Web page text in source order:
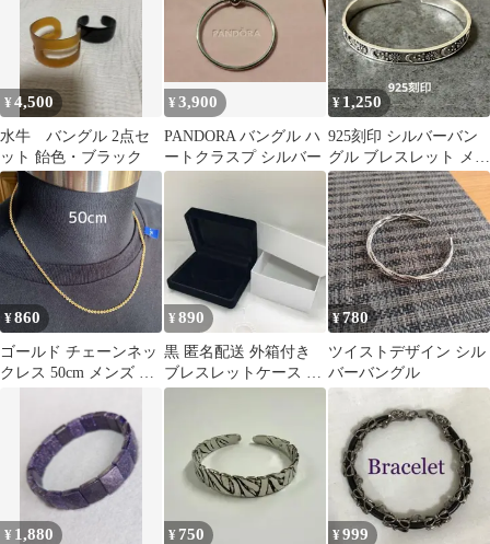
¥4,500
水牛 バングル 2点セ
ット 飴色・ブラック
¥3,900
PANDORA バングル ハ
ートクラスプ シルバー
¥1,250
925刻印 シルバーバン
グル ブレスレット メキ
シカン インディアン ナ
バホ
¥860
ゴールド チェーンネッ
クレス 50cm メンズ ネ
¥890
黒 匿名配送 外箱付き
ブレスレットケース バ
ングルケース
¥780
ツイストデザイン シル
バーバングル
¥ 1,880 ¥ 750 ¥999